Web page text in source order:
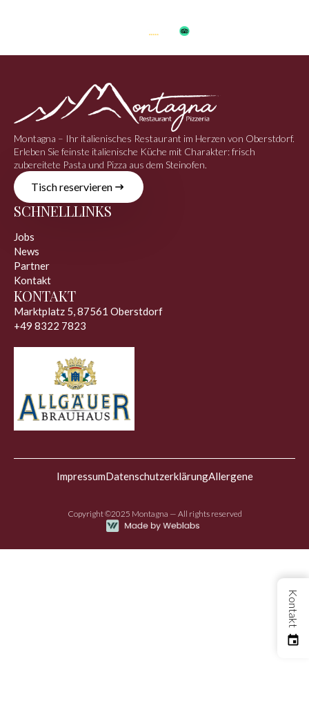
Montagna – Ihr italienisches Restaurant im Herzen von Oberstdorf.
Erleben Sie feinste italienische Küche mit Charakter: frisch
zubereitete Pasta und Pizza aus dem Steinofen.
Tisch reservieren
SCHNELLLINKS
Jobs
News
Partner
Kontakt
Kontakt
KONTAKT
Marktplatz 5, 87561 Oberstdorf
+49 8322 7823
ImpressumDatenschutzerklärungAllergene
Copyright ©2025 Montagna — All rights reserved